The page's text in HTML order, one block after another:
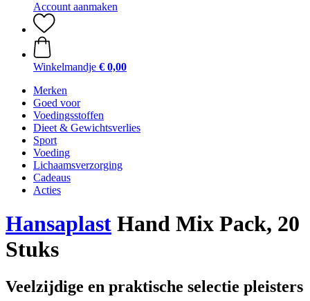
Account aanmaken
Winkelmandje € 0,00
Merken
Goed voor
Voedingsstoffen
Dieet & Gewichtsverlies
Sport
Voeding
Lichaamsverzorging
Cadeaus
Acties
Hansaplast Hand Mix Pack, 20
Stuks
Veelzijdige en praktische selectie pleisters